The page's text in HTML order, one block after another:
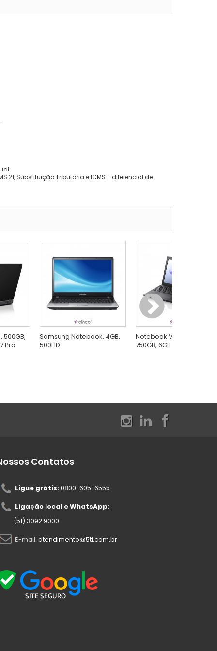
21, Substituição Tributária e ICMS - diferencial de
500GB,
Pro
Samsung Notebook, 4GB,
500HD
Notebook Vaio, Core I7,
750GB, 6GB , 15,5"
Contatos
Ligue grátis:0800-605-6555
Ligação local e WhatsApp:
(51) 3092.9000
E-mail: atendimento@5ti.com.br